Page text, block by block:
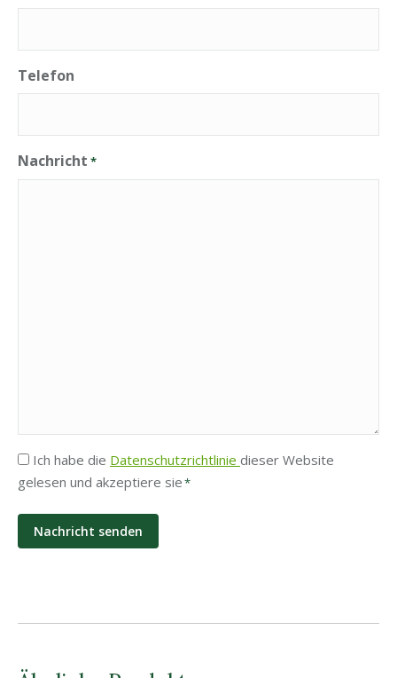
Telefon
Nachricht *
Privatsphäre
*
Ich habe die Datenschutzrichtlinie dieser Website
gelesen und akzeptiere sie*